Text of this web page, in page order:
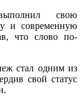
свою
и современную
что слово по-
стал одним из
свой статус